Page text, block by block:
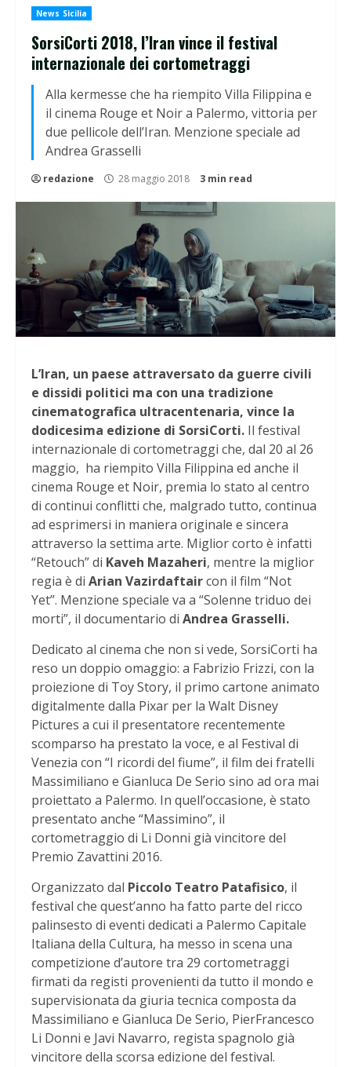
News Sicilia
SorsiCorti 2018, l’Iran vince il festival
internazionale dei cortometraggi
Alla kermesse che ha riempito Villa Filippina e
il cinema Rouge et Noir a Palermo, vittoria per
due pellicole dell’Iran. Menzione speciale ad
Andrea Grasselli
redazione 28 maggio 2018 3 min read
L’Iran, un paese attraversato da guerre civili
e dissidi politici ma con una tradizione
cinematografica ultracentenaria, vince la
dodicesima edizione di SorsiCorti. Il festival
internazionale di cortometraggi che, dal 20 al 26
maggio, ha riempito Villa Filippina ed anche il
cinema Rouge et Noir, premia lo stato al centro
di continui conflitti che, malgrado tutto, continua
ad esprimersi in maniera originale e sincera
attraverso la settima arte. Miglior corto è infatti
“Retouch” di Kaveh Mazaheri, mentre la miglior
regia è di Arian Vazirdaftaircon il film “Not
Yet”. Menzione speciale va a “Solenne triduo dei
morti”, il documentario di Andrea Grasselli.
Dedicato al cinema che non si vede, SorsiCorti ha
reso un doppio omaggio: a Fabrizio Frizzi, con la
proiezione di Toy Story, il primo cartone animato
digitalmente dalla Pixar per la Walt Disney
Pictures a cui il presentatore recentemente
scomparso ha prestato la voce, e al Festival di
Venezia con “I ricordi del fiume”, il film dei fratelli
Massimiliano e Gianluca De Serio sino ad ora mai
proiettato a Palermo. In quell’occasione, è stato
presentato anche “Massimino”, il
cortometraggio di Li Donni già vincitore del
Premio Zavattini 2016.
Organizzato dal Piccolo Teatro Patafisico, il
festival che quest’anno ha fatto parte del ricco
palinsesto di eventi dedicati a Palermo Capitale
Italiana della Cultura, ha messo in scena una
competizione d’autore tra 29 cortometraggi
firmati da registi provenienti da tutto il mondo e
supervisionata da giuria tecnica composta da
Massimiliano e Gianluca De Serio, PierFrancesco
Li Donni e Javi Navarro, regista spagnolo già
vincitore della scorsa edizione del festival.